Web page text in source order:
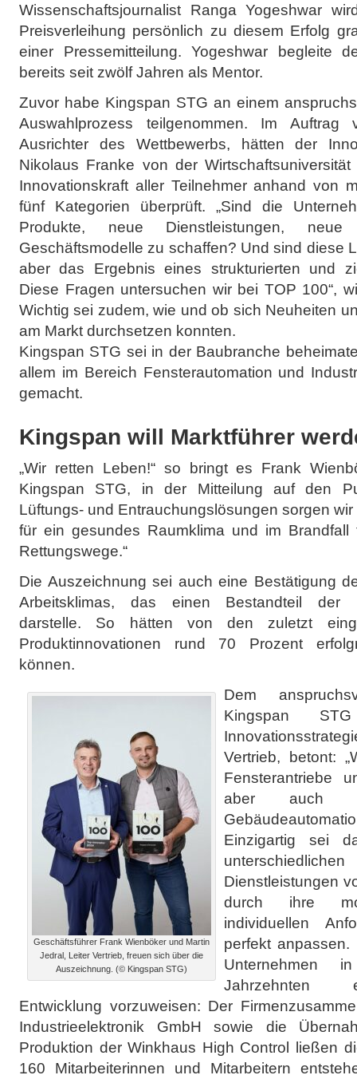
Wissenschaftsjournalist Ranga Yogeshwar
Preisverleihung persönlich zu diesem Erfolg
einer Pressemitteilung. Yogeshwar begleite
bereits seit zwölf Jahren als Mentor.
Zuvor habe Kingspan STG an einem
Auswahlprozess teilgenommen. Im Auftrag
Ausrichter des Wettbewerbs, hätten der
Nikolaus Franke von der
Innovationskraft aller Teilnehmer anhand von
fünf Kategorien überprüft. „Sind die
Produkte, neue Dienstleistungen,
Geschäftsmodelle zu schaffen? Und sind diese
aber das Ergebnis eines strukturierten und
Diese Fragen untersuchen wir bei TOP 100“,
Wichtig sei zudem, wie und ob sich Neuheiten
am Markt durchsetzen konnten.
Kingspan STG sei in der Baubranche
allem im Bereich Fensterautomation und
gemacht.
Kingspan will Marktführer
„Wir retten Leben!“ so bringt es Frank
Kingspan STG, in der Mitteilung auf den
Lüftungs- und Entrauchungslösungen sorgen
für ein gesundes Raumklima und im Brandfall
Rettungswege.“
Die Auszeichnung sei auch eine Bestätigung
Arbeitsklimas, das einen Bestandteil der
darstelle. So hätten von den zuletzt
Produktinnovationen rund 70 Prozent
können.
Geschäftsführer Frank Wienböker und Martin
Jedral, Leiter Vertrieb, freuen sich über die
Auszeichnung. (© Kingspan STG)
Dem
Kingspan
Vertrieb, betont:
Fensterantriebe
aber auch
Einzigartig sei
Dienstleistungen
durch ihre
individuellen
perfekt
Unternehmen
Jahrzehnten
Entwicklung vorzuweisen: Der
Industrieelektronik GmbH sowie die
Produktion der Winkhaus High Control ließen
160 Mitarbeiterinnen und Mitarbeitern